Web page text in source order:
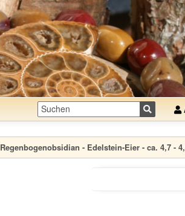
Regenbogenobsidian - Edelstein-Eier - ca. 4,7 -